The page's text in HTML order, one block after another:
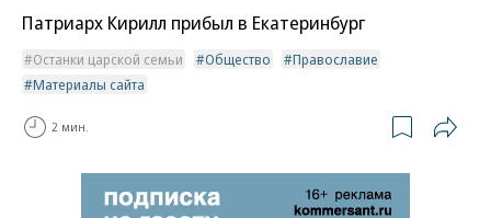
Патриарх Кирилл прибыл в Екатеринбург
Останки царской семьи Общество
Православие
Материалы сайта
2 мин.